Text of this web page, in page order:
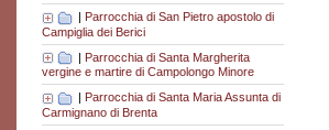
Parrocchia di San Pietro apostolo di
Campiglia dei Berici
| Parrocchia di Santa Margherita
vergine e martire di Campolongo Minore
Parrocchia di Santa Maria Assunta di
Carmignano di Brenta